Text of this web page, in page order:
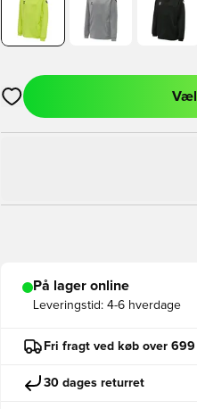
Åbner en Modal til at logge
På lager online
Leveringstid: 4-6 hverdage
Fri fragt ved køb over
30 dages returret